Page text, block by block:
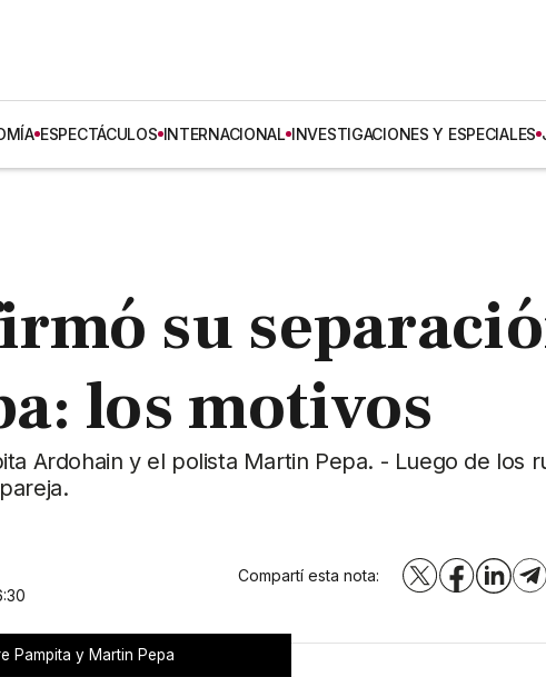
ESPECTÁCULOS INTERNACIONAL INVESTIGACIONES Y ESPECIALES
su
los motivos
Ardohain y el polista Martin Pepa. - Luego de los
Compartí esta nota: X Facebook
Pampita y Martin Pepa